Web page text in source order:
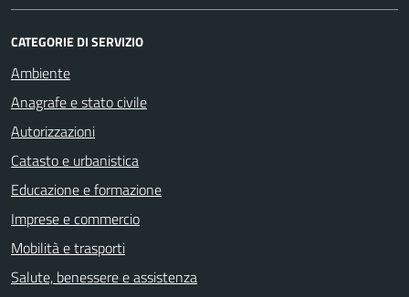
CATEGORIE DI SERVIZIO
Ambiente
Anagrafe e stato civile
Autorizzazioni
Catasto e urbanistica
Educazione e formazione
Imprese e commercio
Mobilità e trasporti
Salute, benessere e assistenza